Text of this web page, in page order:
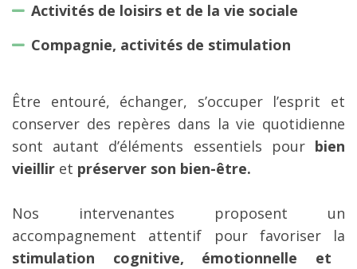
Activités de loisirs et de la vie sociale
Compagnie, activités de stimulation
Être entouré, échanger, s’occuper l’esprit et
conserver des repères dans la vie quotidienne
sont autant d’éléments essentiels pour bien
vieillir et préserver son bien-être.
Nos intervenantes proposent un
accompagnement attentif pour favoriser la
stimulation cognitive, émotionnelle et